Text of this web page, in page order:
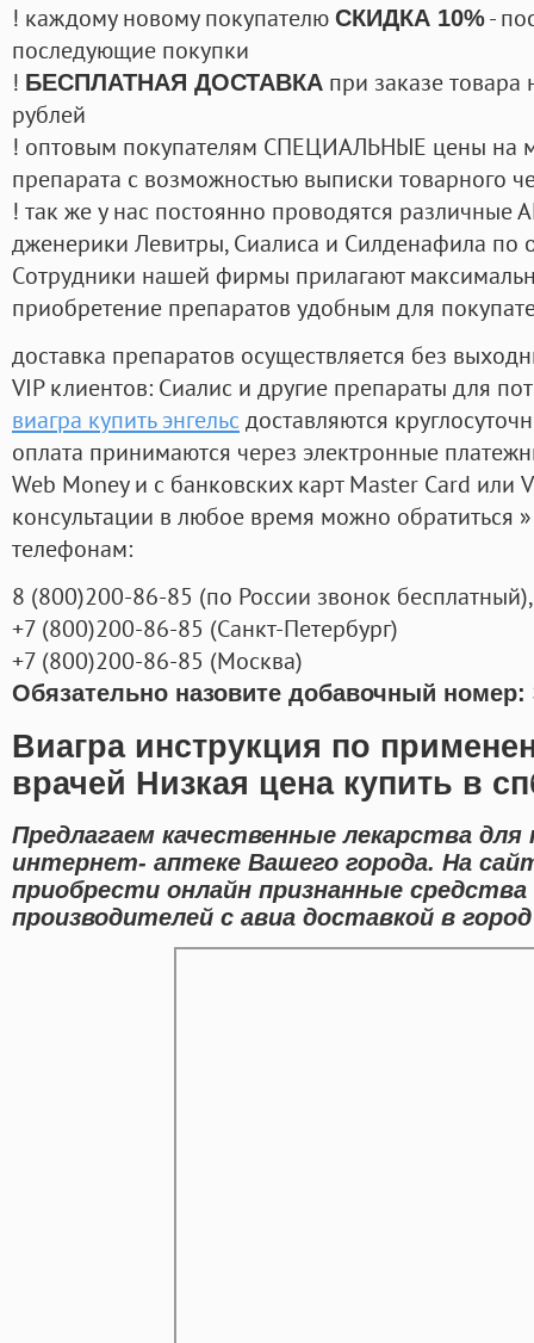
! каждому новому покупателю СКИДКА 10%-
последующие покупки
! БЕСПЛАТНАЯ ДОСТАВКА при заказе
рублей
! оптовым покупателям СПЕЦИАЛЬНЫЕ цены на
препарата с возможностью выписки товарного
! так же у нас постоянно проводятся
дженерики Левитры, Сиалиса и Силденафила по
Cотрудники нашей фирмы прилагают
приобретение препаратов удобным для
доставка препаратов осуществляется без
VIP клиентов: Сиалис и другие препараты для
виагра купить энгельс доставляются
оплата принимаются через электронные
Web Money и с банковских карт Master Card или
консультации в любое время можно обратиться
телефонам:
8 (800)200-86-85 (по России звонок бесплатный),
+7 (800)200-86-85 (Санкт-Петербург)
+7 (800)200-86-85 (Москва)
Обязательно назовите добавочный номер:
Виагра инструкция по
врачей Низкая цена купить в
Предлагаем качественные лекарства
интернет- аптеке Вашего города. На
приобрести онлайн признанные
производителей с авиа доставкой в